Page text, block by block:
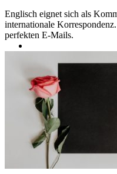
Englisch eignet sich als
internationale
perfekten E-Mails.